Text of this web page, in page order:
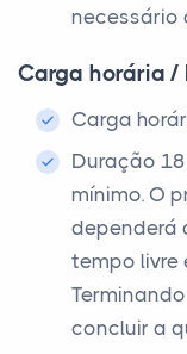
necessário
Carga horária /
Carga
Duração
mínimo. O
dependerá
tempo livre
concluir a